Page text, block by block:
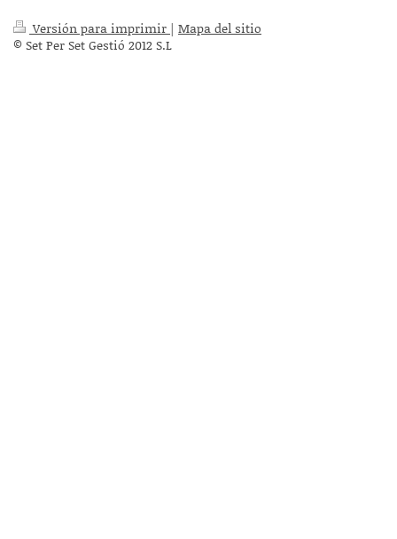
Versión para imprimir | Mapa del sitio
© Set Per Set Gestió 2012 S.L